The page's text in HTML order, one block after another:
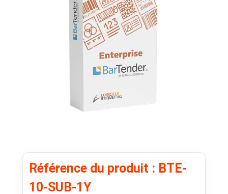
Référence du produit : BTE-
10-SUB-1Y